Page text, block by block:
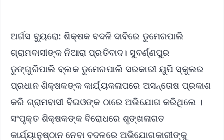
ଅର୍ଗସ ବ୍ୟୁରୋ: ଶିକ୍ଷକ ବଦଳି ଦାବିରେ ଡୁମେରପାଲି
ଗ୍ରାମବାସୀଙ୍କ ନିଆରା ପ୍ରତିବାଦ। ସୁବର୍ଣ୍ଣପୁର
ଡୁଙ୍ଗୁରିପାଲି ବ୍ଲକ ଡୁମେରପାଲି ସରକାରୀ ୟୁପି ସ୍କୁଲର
ପ୍ରଧାନ ଶିକ୍ଷକଙ୍କ କାର୍ଯ୍ୟକଳାପରେ ଅସନ୍ତୋଷ ପ୍ରକାଶ
କରି ଗ୍ରାମବାସୀ ବିଇଓଙ୍କ ଠାରେ ଅଭିଯୋଗ କରିଥିଲେ ।
ସଂପୃକ୍ତ ଶିକ୍ଷକଙ୍କ ବିରୋଧରେ ଶୃଙ୍ଖଳାଗତ
କାର୍ଯ୍ୟାନୁଷ୍ଠାନ ନେବା ବଦଳରେ ଅଭିଯୋଗକାରୀଙ୍କୁ